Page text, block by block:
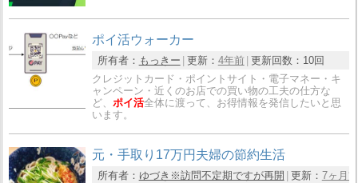
ポイ活ウォーカー
所有者： もっきー 更新： 4年前 更新回数： 10回
クレジットカード・ポイントサイト・電子マネー・キ
ャンペーン・近くのお店での買い物の工夫の仕方な
ど、ポイ活全体に渡って、お得情報を発信したいと思
います。
元・手取り17万円夫婦の節約生活
所有者： ゆづき※訪問不定期ですが再開 更新： 7ヶ月前